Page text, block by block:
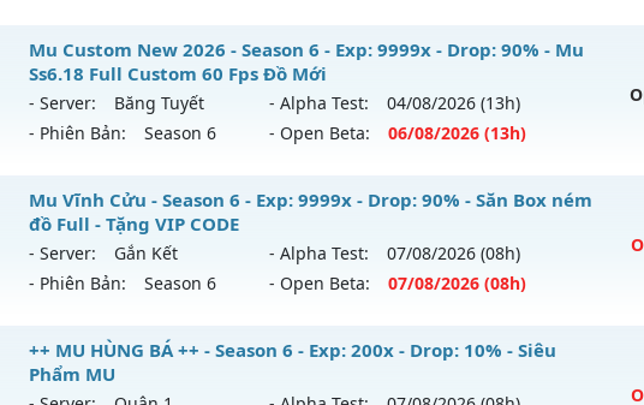
Mu Custom New 2026 - Season 6 - Exp: 9999x - Drop: 90% - Mu
Ss6.18 Full Custom 60 Fps Đồ Mới
- Server: Băng Tuyết - Alpha Test: 04/08/2026 (13h)
- Phiên Bản:
Season 6 - Open Beta: 06/08/2026 (13h)
Mu Custom New 2026 - Mu Ss6.18 Full Custom 60 Fps Đồ Mới
Mu mới ra tháng 08 2026 - Mở máy chủBăng Tuyết
vào 13h
Exp: 9999x - Drop: 90%
Thể loại: Mu Custom thêm đồ mới
Mu Vĩnh Cửu - Season 6 - Exp: 9999x - Drop: 90% - Săn Box ném
đồ Full - Tặng VIP CODE
- Server: Gắn Kết - Alpha Test: 07/08/2026 (08h)
- Phiên Bản:
Season 6 - Open Beta: 07/08/2026 (08h)
Mu Vĩnh Cửu - Săn Box ném đồ Full - Tặng VIP CODE
Mu mới ra tháng 08 2026 - Mở máy chủGắn Kếtvào 08h ngày
++ MU HÙNG BÁ ++ - Season 6 - Exp: 200x - Drop: 10% - Siêu
Phẩm MU